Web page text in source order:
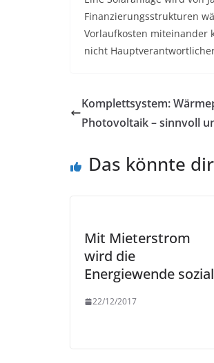
Finanzierungsstrukturen
Vorlaufkosten miteinander
nicht
Komplettsystem:
Photovoltaik – sinnvoll
Das könnte
Mit Mieterstrom
wird die
Energiewende sozial
22/12/2017